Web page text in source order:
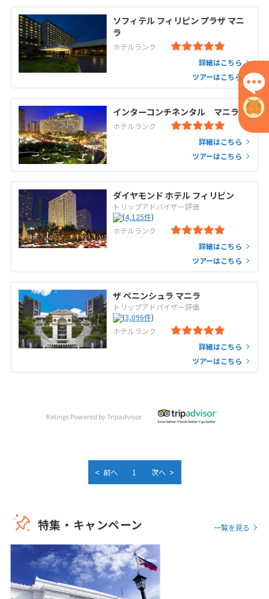
ソフィテル フィリピン プラザ マニ
ラ
ホテルランク
詳細はこちら
ツアーはこちら
インターコンチネンタル マニラ
ホテルランク
詳細はこちら
ツアーはこちら
ダイヤモンド ホテル フィリピン
トリップアドバイザー評価
(4,125件)
ホテルランク
詳細はこちら
ツアーはこちら
ザ ペニンシュラ マニラ
トリップアドバイザー評価
(3,096件)
ホテルランク
詳細はこちら
ツアーはこちら
Ratings Powered by Tripadvisor
< 前へ 1 次へ >
特集・キャンペーン 一覧を見る